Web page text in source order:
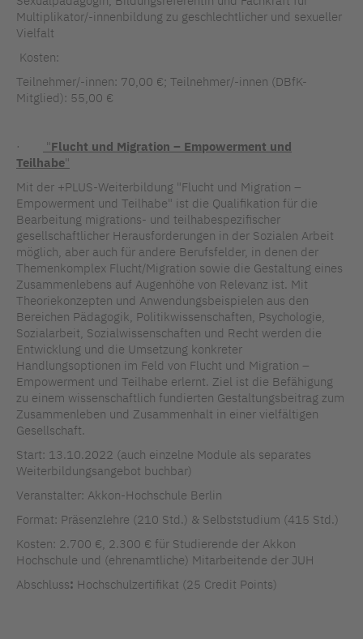
Multiplikator/-innenbildung zu geschlechtlicher und sexueller
Vielfalt
Kosten:
Teilnehmer/-innen: 70,00 €; Teilnehmer/-innen (DBfK-
Mitglied): 55,00 €
· "Flucht und Migration – Empowerment und
Teilhabe"
Mit der +PLUS-Weiterbildung "Flucht und Migration –
Empowerment und Teilhabe" ist die Qualifikation für die
Bearbeitung migrations- und teilhabespezifischer
gesellschaftlicher Herausforderungen in der Sozialen Arbeit
möglich, aber auch für andere Berufsfelder, in denen der
Themenkomplex Flucht/Migration sowie die Gestaltung eines
Zusammenlebens auf Augenhöhe von Relevanz ist. Mit
Theoriekonzepten und Anwendungsbeispielen aus den
Bereichen Pädagogik, Politikwissenschaften, Psychologie,
Sozialarbeit, Sozialwissenschaften und Recht werden die
Entwicklung und die Umsetzung konkreter
Handlungsoptionen im Feld von Flucht und Migration –
Empowerment und Teilhabe erlernt. Ziel ist die Befähigung
zu einem wissenschaftlich fundierten Gestaltungsbeitrag zum
Zusammenleben und Zusammenhalt in einer vielfältigen
Gesellschaft.
Start: 13.10.2022 (auch einzelne Module als separates
Weiterbildungsangebot buchbar)
Veranstalter: Akkon-Hochschule Berlin
Format: Präsenzlehre (210 Std.) & Selbststudium (415 Std.)
Kosten: 2.700 €, 2.300 € für Studierende der Akkon
Hochschule und (ehrenamtliche) Mitarbeitende der JUH
Abschluss: Hochschulzertifikat (25 Credit Points)